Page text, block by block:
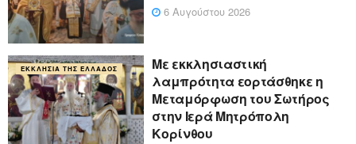
6 Αυγούστου 2026
ΕΚΚΛΗΣΊΑ ΤΗΣ ΕΛΛΆΔΟΣ
Με εκκλησιαστική
λαμπρότητα εορτάσθηκε η
Μεταμόρφωση του Σωτήρος
στην Ιερά Μητρόπολη
Κορίνθου